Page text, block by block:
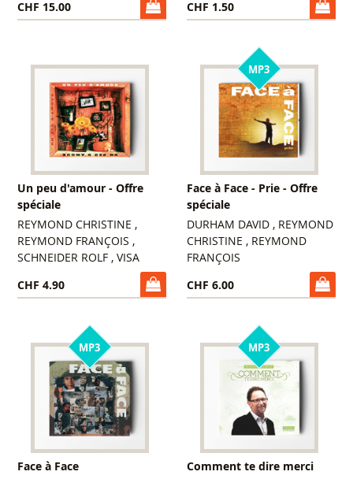
CHF 15.00 CHF 1.50
Un peu d'amour - Offre
spéciale
REYMOND CHRISTINE ,
REYMOND FRANÇOIS ,
SCHNEIDER ROLF , VISA
CHF 4.90
MP3
Face à Face - Prie - Offre
spéciale
DURHAM DAVID , REYMOND
CHRISTINE , REYMOND
FRANÇOIS
CHF 6.00
MP3
Face à Face
MP3
Comment te dire merci